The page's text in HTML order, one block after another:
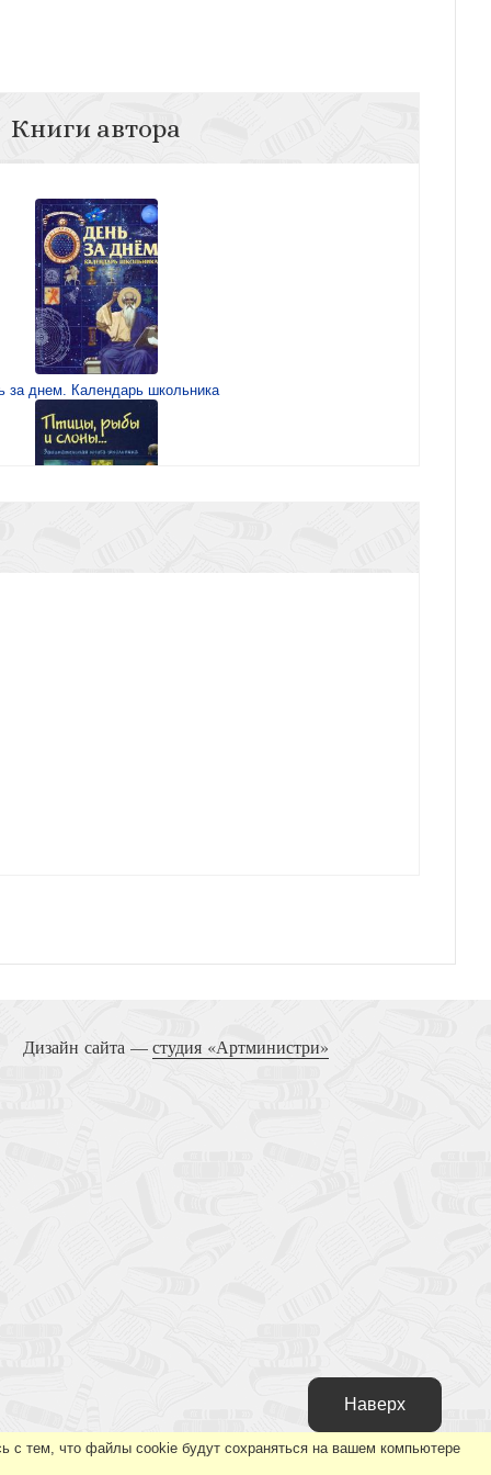
Книги автора
за днем. Календарь школьника
Дизайн сайта —студия «Артминистри»
с тем, что файлы cookie будут сохраняться на вашем компьютере
Наверх